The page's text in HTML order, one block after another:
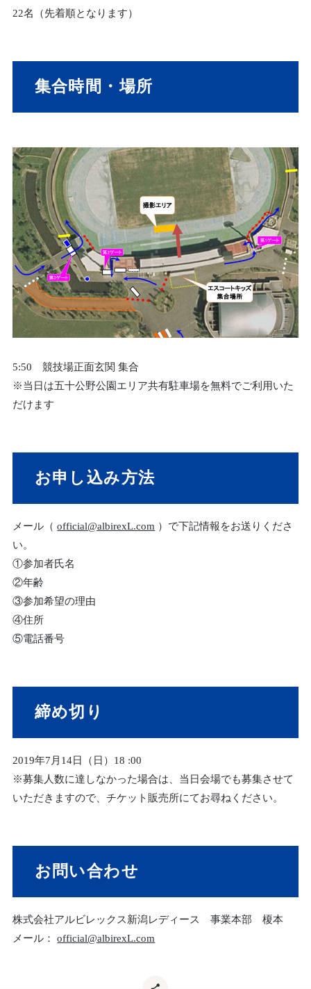
22名（先着順となります）
集合時間・場所
5:50 競技場正面玄関 集合
※当日は五十公野公園エリア共有駐車場を無料でご利用いた
だけます
お申し込み方法
メール（official@albirexL.com ）で下記情報をお送りくださ
い。
①参加者氏名
②年齢
③参加希望の理由
④住所
⑤電話番号
締め切り
2019年7月14日（日）18 :00
※募集人数に達しなかった場合は、当日会場でも募集させて
いただきますので、チケット販売所にてお尋ねください。
お問い合わせ
株式会社アルビレックス新潟レディース 事業本部 榎本
メール：official@albirexL.com